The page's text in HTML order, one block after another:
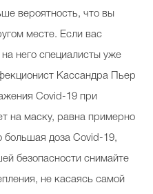
вероятность, что вы
месте. Если вас
него специалисты уже
Кассандра Пьер
Covid-19 при
на маску, равна примерно
большая доза Covid-19,
безопасности снимайте
не касаясь самой